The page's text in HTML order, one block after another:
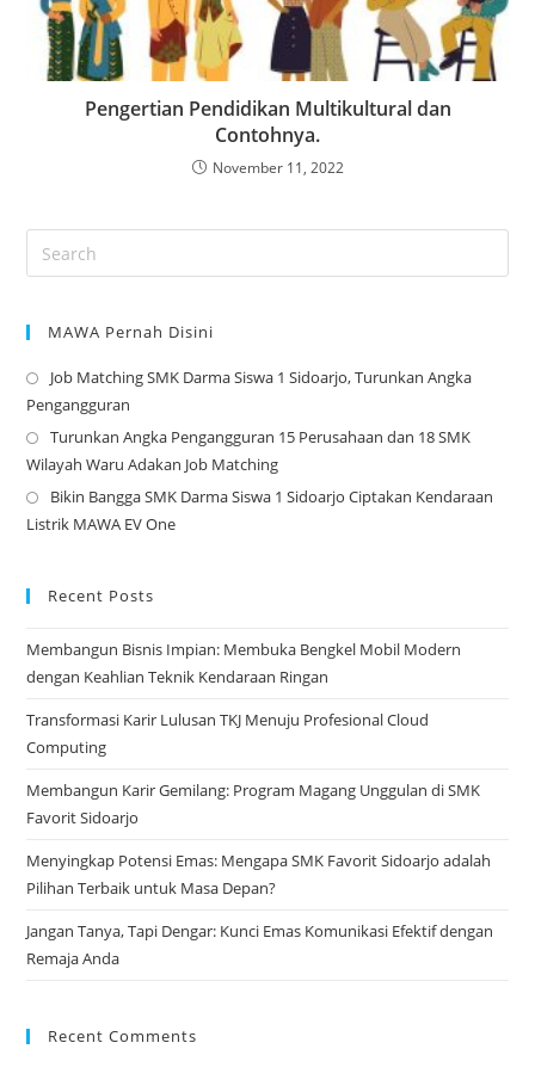
Pengertian Pendidikan Multikultural dan
Contohnya.
November 11, 2022
MAWA Pernah Disini
Job Matching SMK Darma Siswa 1 Sidoarjo, Turunkan Angka
Pengangguran
Turunkan Angka Pengangguran 15 Perusahaan dan 18 SMK
Wilayah Waru Adakan Job Matching
Bikin Bangga SMK Darma Siswa 1 Sidoarjo Ciptakan Kendaraan
Listrik MAWA EV One
Recent Posts
Membangun Bisnis Impian: Membuka Bengkel Mobil Modern
dengan Keahlian Teknik Kendaraan Ringan
Transformasi Karir Lulusan TKJ Menuju Profesional Cloud
Computing
Membangun Karir Gemilang: Program Magang Unggulan di SMK
Favorit Sidoarjo
Menyingkap Potensi Emas: Mengapa SMK Favorit Sidoarjo adalah
Pilihan Terbaik untuk Masa Depan?
Jangan Tanya, Tapi Dengar: Kunci Emas Komunikasi Efektif dengan
Remaja Anda
Recent Comments